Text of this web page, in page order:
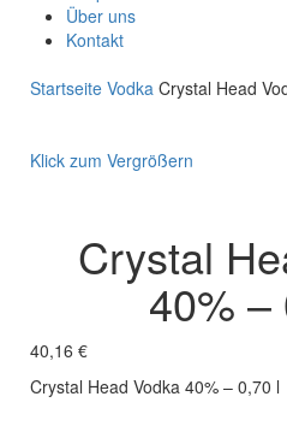
Über uns
Kontakt
Startseite Vodka Crystal Head
Klick zum Vergrößern
Crystal
40% –
40,16 €
Crystal Head Vodka 40% – 0,70 l